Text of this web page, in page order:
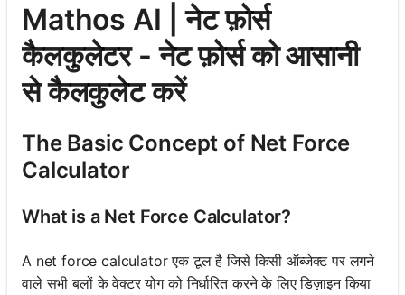
Mathos AI | नेट फ़ोर्स
कैलकुलेटर - नेट फ़ोर्स को आसानी
से कैलकुलेट करें
The Basic Concept of Net Force
Calculator
What is a Net Force Calculator?
A net force calculator एक टूल है जिसे किसी ऑब्जेक्ट पर लगने
वाले सभी बलों के वेक्टर योग को निर्धारित करने के लिए डिज़ाइन किया